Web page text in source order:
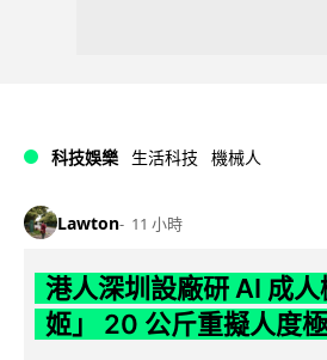
科技娛樂 生活科技 機械人
Lawton 11 小時
港人深圳設廠研 AI 成
姬」 20 公斤重擬人度